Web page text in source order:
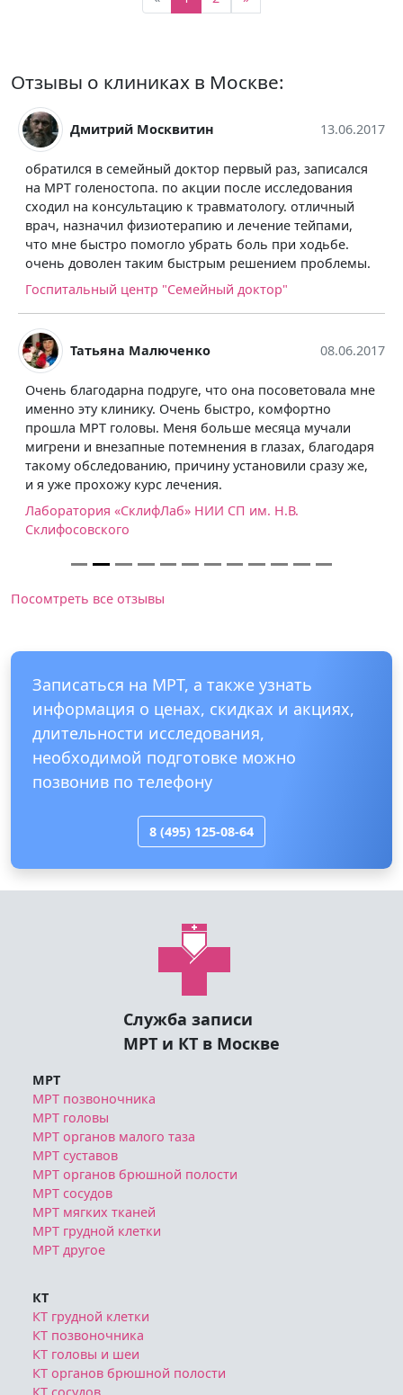
Отзывы о клиниках в Москве:
Дмитрий Москвитин 13.06.2017
обратился в семейный доктор первый раз, записался
на МРТ голеностопа. по акции после исследования
сходил на консультацию к травматологу. отличный
врач, назначил физиотерапию и лечение тейпами,
что мне быстро помогло убрать боль при ходьбе.
очень доволен таким быстрым решением проблемы.
Госпитальный центр "Семейный доктор"
Татьяна Малюченко 08.06.2017
Очень благодарна подруге, что она посоветовала мне
именно эту клинику. Очень быстро, комфортно
прошла МРТ головы. Меня больше месяца мучали
мигрени и внезапные потемнения в глазах, благодаря
такому обследованию, причину установили сразу же,
и я уже прохожу курс лечения.
Лаборатория «СклифЛаб» НИИ СП им. Н.В.
Склифосовского
Посомтреть все отзывы
Записаться на МРТ, а также узнать
информация о ценах, скидках и акциях,
длительности исследования,
необходимой подготовке можно
позвонив по телефону
8 (495) 125-08-64
Служба записи
МРТ и КТ в Москве
МРТ
МРТ позвоночника
МРТ головы
МРТ органов малого таза
МРТ суставов
МРТ органов брюшной полости
МРТ сосудов
МРТ мягких тканей
МРТ грудной клетки
МРТ другое
КТ
КТ грудной клетки
КТ позвоночника
КТ головы и шеи
КТ органов брюшной полости